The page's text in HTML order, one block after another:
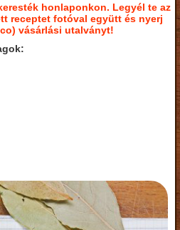
honlaponkon. Legyél te az
receptet fotóval együtt és nyerj
vásárlási utalványt!